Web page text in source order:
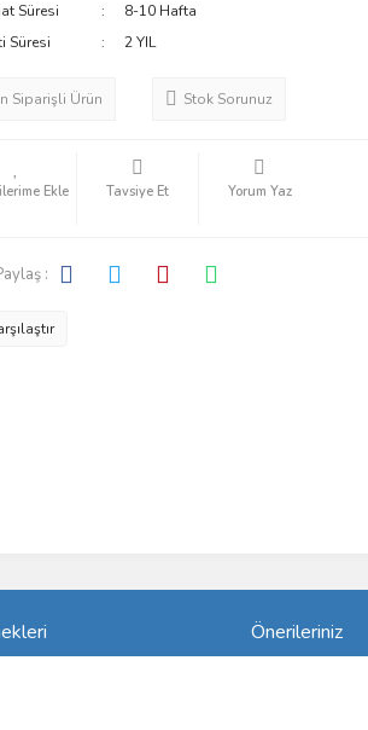
Süresi
8-10 Hafta
Süresi
2 YIL
Siparişli Ürün Stok Sorunuz
Tavsiye Et Yorum Yaz
:
Önerileriniz